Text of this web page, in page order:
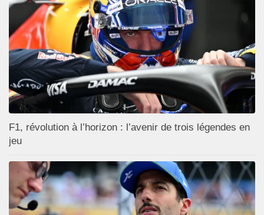
F1, révolution à l’horizon : l’avenir de trois légendes en
jeu